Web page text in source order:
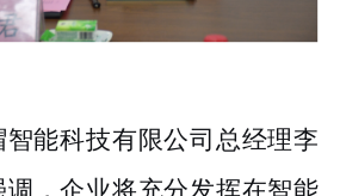
能科技有限公司总经理李